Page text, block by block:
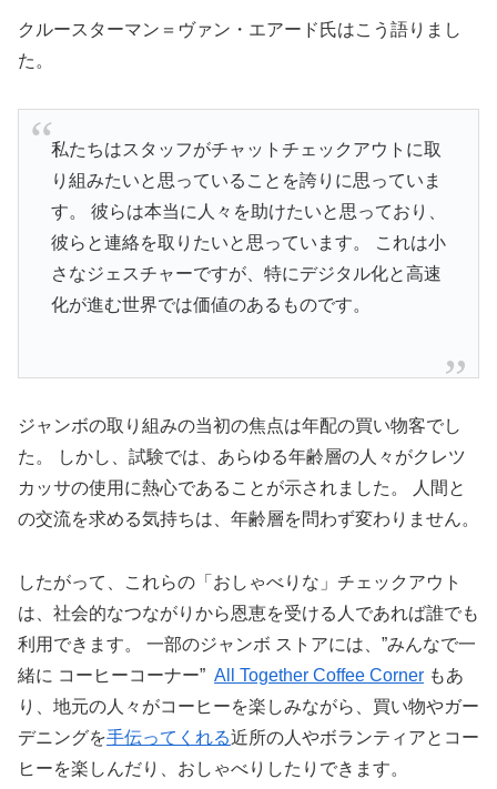
クルースターマン＝ヴァン・エアード氏はこう語りまし
た。
私たちはスタッフがチャットチェックアウトに取
り組みたいと思っていることを誇りに思っていま
す。 彼らは本当に人々を助けたいと思っており、
彼らと連絡を取りたいと思っています。 これは小
さなジェスチャーですが、特にデジタル化と高速
化が進む世界では価値のあるものです。
ジャンボの取り組みの当初の焦点は年配の買い物客でし
た。 しかし、試験では、あらゆる年齢層の人々がクレツ
カッサの使用に熱心であることが示されました。 人間と
の交流を求める気持ちは、年齢層を問わず変わりません。
したがって、これらの「おしゃべりな」チェックアウト
は、社会的なつながりから恩恵を受ける人であれば誰でも
利用できます。 一部のジャンボ ストアには、”みんなで一
緒に コーヒーコーナー” All Together Coffee Corner もあ
り、地元の人々がコーヒーを楽しみながら、買い物やガー
デニングを手伝ってくれる近所の人やボランティアとコー
ヒーを楽しんだり、おしゃべりしたりできます。